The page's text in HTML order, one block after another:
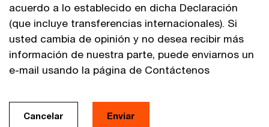
acuerdo a lo establecido en dicha Declaración
(que incluye transferencias internacionales). Si
usted cambia de opinión y no desea recibir más
información de nuestra parte, puede enviarnos un
e-mail usando la página de Contáctenos
Cancelar Enviar